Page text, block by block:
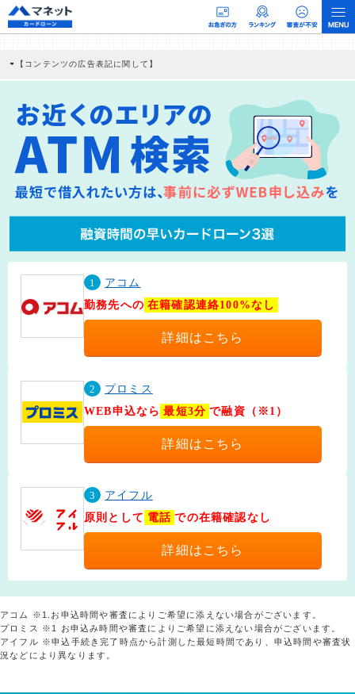
【コンテンツの広告表記に関して】
社に対して企業から紹介報酬が支払われるという収益モデルです。 ただし、特定の
商品を根拠なくPRするものではなく、当編集部の調査／ユーザーへの口コミ収集な
どに基づき、公平性を担保した情報提供を行っています。
>提携企業一覧
1
アコム
勤務先への 在籍確認連絡100%なし
詳細はこちら
2
プロミス
WEB申込なら 最短3分 で融資（※1）
詳細はこちら
3
アイフル
原則として 電話 での在籍確認なし
詳細はこちら
アコム ※1.お申込時間や審査によりご希望に添えない場合がございます。
プロミス ※1 お申込み時間や審査によりご希望に添えない場合がございます。
アイフル ※申込手続き完了時点から計測した最短時間であり、申込時間や審査状
況などにより異なります。